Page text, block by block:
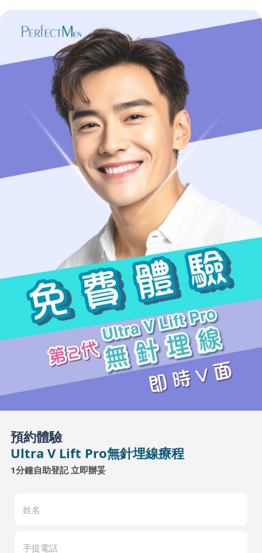
預約體驗
Ultra V Lift Pro無針埋線療程
1分鐘自助登記 立即辦妥